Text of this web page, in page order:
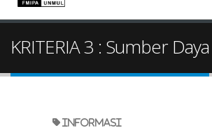
KRITERIA 3 : Sumber Daya
informasi